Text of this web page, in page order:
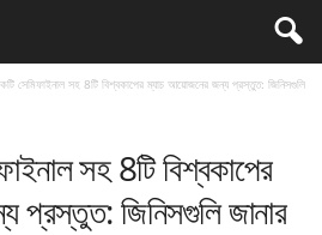
সেমিফাইনাল সহ 8টি বিশ্বকাপের ম্যাচ আয়োজনের জন্য প্রস্তুত: জিনিসগুলি
সহ 8টি বিশ্বকাপের
প্রস্তুত: জিনিসগুলি জানার